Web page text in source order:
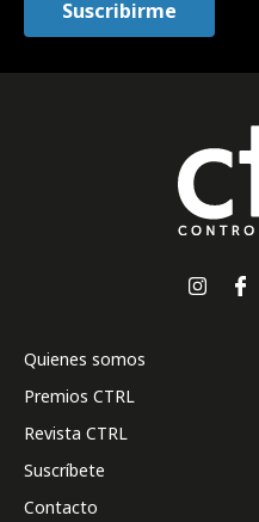
Quienes somos
Premios CTRL
Revista CTRL
Suscríbete
Contacto